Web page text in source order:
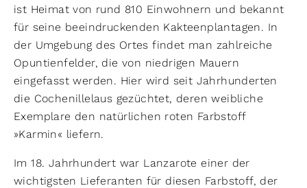
ist Heimat von rund 810 Einwohnern und bekannt
für seine beeindruckenden Kakteenplantagen. In
der Umgebung des Ortes findet man zahlreiche
Opuntienfelder, die von niedrigen Mauern
eingefasst werden. Hier wird seit Jahrhunderten
die Cochenillelaus gezüchtet, deren weibliche
Exemplare den natürlichen roten Farbstoff
»Karmin« liefern.
Im 18. Jahrhundert war Lanzarote einer der
wichtigsten Lieferanten für diesen Farbstoff, der